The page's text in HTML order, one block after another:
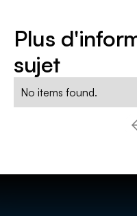
Plus
sujet
No items found.